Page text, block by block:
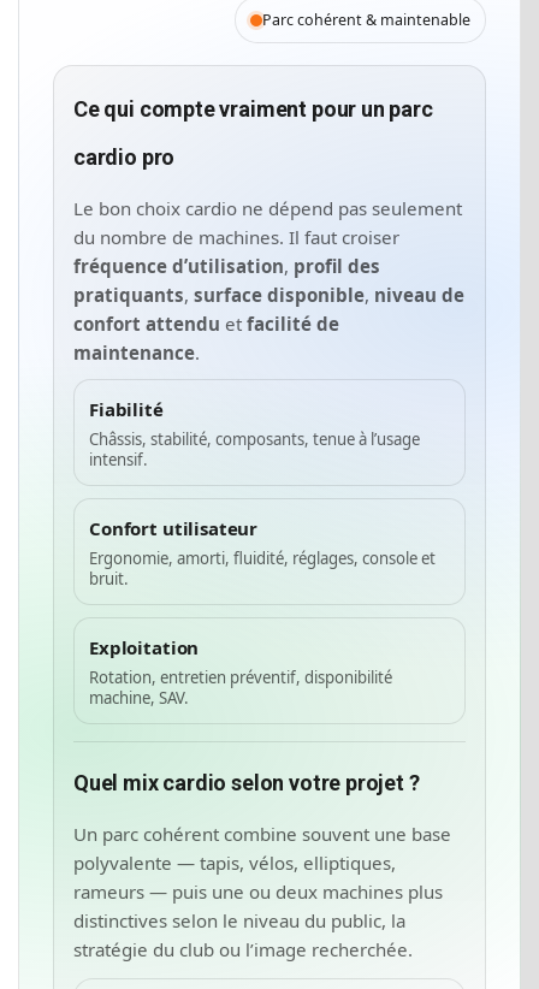
Parc cohérent & maintenable
Ce qui compte vraiment pour un parc
cardio pro
Le bon choix cardio ne dépend pas seulement
du nombre de machines. Il faut croiser
fréquence d’utilisation, profil des
pratiquants, surface disponible, niveau de
confort attendu et facilité de
maintenance.
Fiabilité
Châssis, stabilité, composants, tenue à l’usage
intensif.
Confort utilisateur
Ergonomie, amorti, fluidité, réglages, console et
bruit.
Exploitation
Rotation, entretien préventif, disponibilité
machine, SAV.
Quel mix cardio selon votre projet ?
Un parc cohérent combine souvent une base
polyvalente — tapis, vélos, elliptiques,
rameurs — puis une ou deux machines plus
distinctives selon le niveau du public, la
stratégie du club ou l’image recherchée.